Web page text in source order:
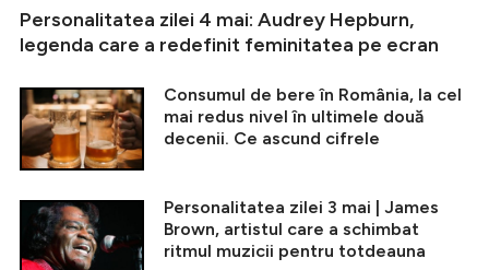
Personalitatea zilei 4 mai: Audrey Hepburn,
legenda care a redefinit feminitatea pe ecran
Consumul de bere în România, la cel
mai redus nivel în ultimele două
decenii. Ce ascund cifrele
Personalitatea zilei 3 mai | James
Brown, artistul care a schimbat
ritmul muzicii pentru totdeauna